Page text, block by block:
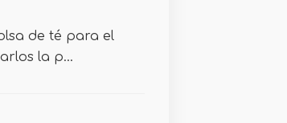
de té para el
la p...